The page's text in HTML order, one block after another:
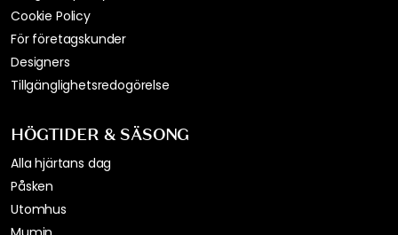
Cookie Policy
För företagskunder
Designers
Tillgänglighetsredogörelse
HÖGTIDER & SÄSONG
Alla hjärtans dag
Påsken
Utomhus